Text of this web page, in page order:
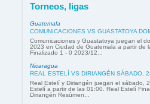
Torneos, ligas
Guatemala
COMUNICACIONES VS GUASTATOYA
Comunicaciones y Guastatoya juegan el
2023 en Ciudad de Guatemala a partir de
Finalizado 1 - 0 2023/12...
Nicaragua
REAL ESTELÍ VS DIRIANGÉN SÁBADO,
Real Estelí y Diriangén juegan el sábado,
Estelí a partir de las 01:00. Real Estelí
Diriangén Resúmen...